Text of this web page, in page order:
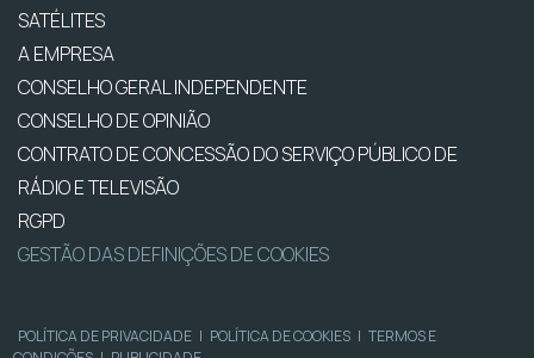
SATÉLITES
A EMPRESA
CONSELHO GERAL INDEPENDENTE
CONSELHO DE OPINIÃO
CONTRATO DE CONCESSÃO DO SERVIÇO PÚBLICO DE
RÁDIO E TELEVISÃO
RGPD
GESTÃO DAS DEFINIÇÕES DE COOKIES
POLÍTICA DE PRIVACIDADE | POLÍTICA DE COOKIES | TERMOS E